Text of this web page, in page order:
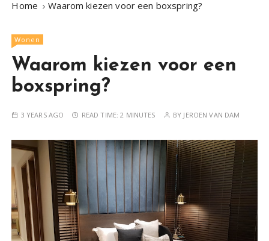
Home Waarom kiezen voor een boxspring?
Wonen
Waarom kiezen voor een
boxspring?
3 YEARS AGO READ TIME:2 MINUTES BY JEROEN VAN DAM